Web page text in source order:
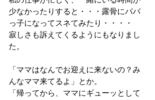
少なかったりすると・・・露骨にパパ
っ子になってスネてみたり・・・・
寂しさも訴えてくるようにもなりまし
た。
「ママはなんでお迎えに来ないの？み
んなママ来てるよ」とか。
「帰ってから、ママにギューッとして